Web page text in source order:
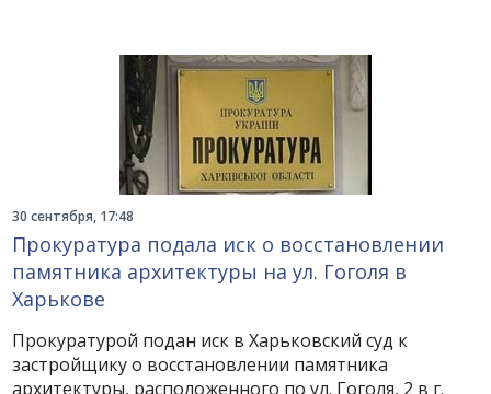
30 сентября, 17:48
Прокуратура подала иск о восстановлении
памятника архитектуры на ул. Гоголя в
Харькове
Прокуратурой подан иск в Харьковский суд к
застройщику о восстановлении памятника
архитектуры, расположенного по ул. Гоголя, 2 в г.